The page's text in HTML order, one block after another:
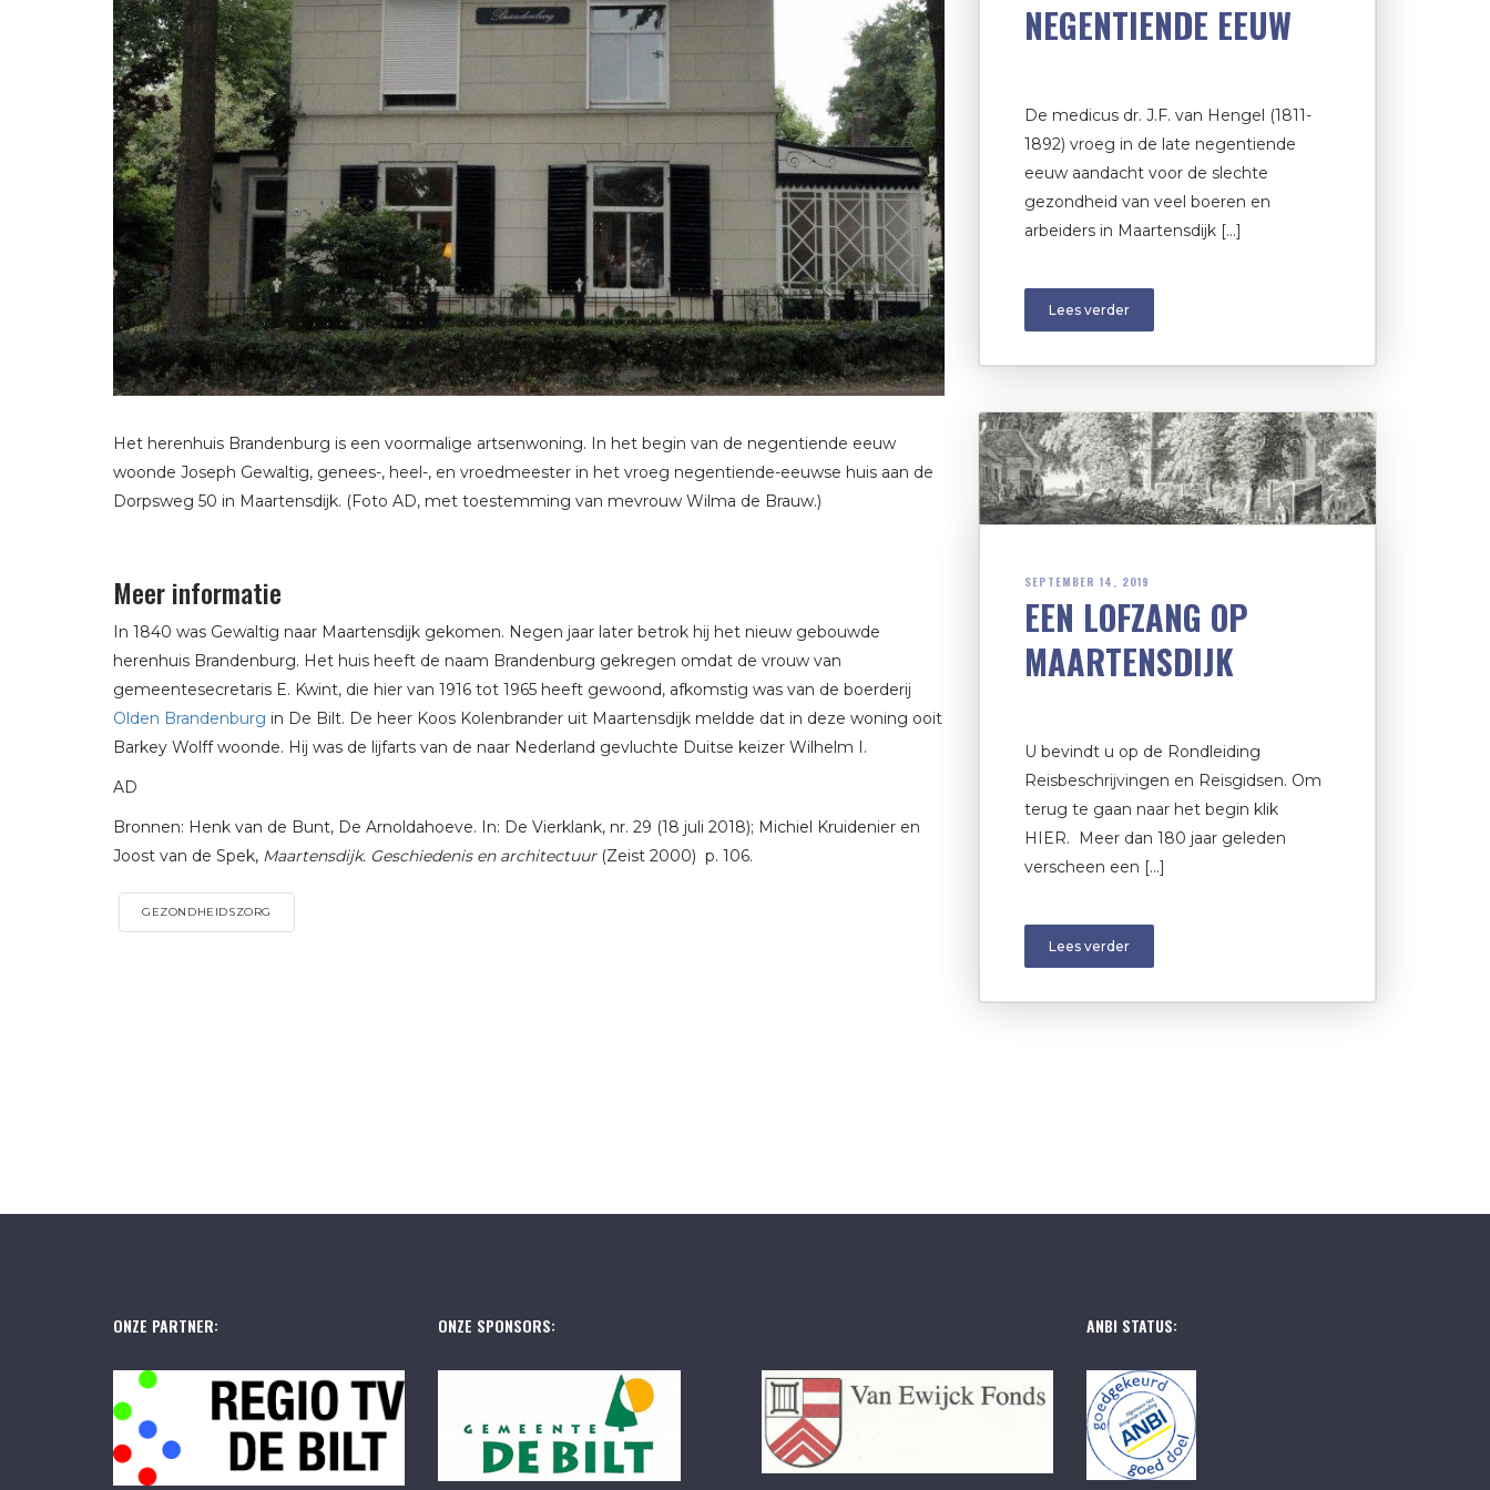
Het herenhuis Brandenburg is een voormalige artsenwoning. In het begin van de negentiende eeuw
woonde Joseph Gewaltig, genees-, heel-, en vroedmeester in het vroeg negentiende-eeuwse huis aan de
Dorpsweg 50 in Maartensdijk. (Foto AD, met toestemming van mevrouw Wilma de Brauw.)
Meer informatie
In 1840 was Gewaltig naar Maartensdijk gekomen. Negen jaar later betrok hij het nieuw gebouwde
herenhuis Brandenburg. Het huis heeft de naam Brandenburg gekregen omdat de vrouw van
gemeentesecretaris E. Kwint, die hier van 1916 tot 1965 heeft gewoond, afkomstig was van de boerderij
Olden Brandenburg in De Bilt. De heer Koos Kolenbrander uit Maartensdijk meldde dat in deze woning ooit
Barkey Wolff woonde. Hij was de lijfarts van de naar Nederland gevluchte Duitse keizer Wilhelm I.
AD
Bronnen: Henk van de Bunt, De Arnoldahoeve. In: De Vierklank, nr. 29 (18 juli 2018); Michiel Kruidenier en
Joost van de Spek, Maartensdijk. Geschiedenis en architectuur(Zeist 2000) p. 106.
GEZONDHEIDSZORG
NEGENTIENDE EEUW
De medicus dr. J.F. van Hengel (1811-
1892) vroeg in de late negentiende
eeuw aandacht voor de slechte
gezondheid van veel boeren en
arbeiders in Maartensdijk […]
Lees verder
SEPTEMBER 14, 2019
EEN LOFZANG OP
MAARTENSDIJK
U bevindt u op de Rondleiding
Reisbeschrijvingen en Reisgidsen. Om
terug te gaan naar het begin klik
HIER. Meer dan 180 jaar geleden
verscheen een […]
Lees verder
ONZE PARTNER: ONZE SPONSORS: ANBI STATUS: